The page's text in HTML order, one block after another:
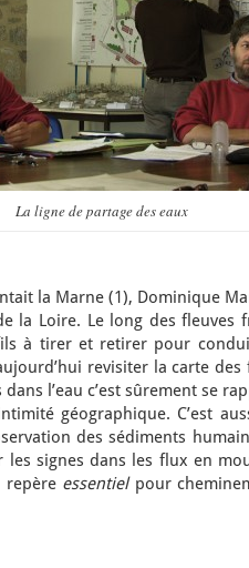
La ligne de partage des eaux
la Marne (1), Dominique
la Loire. Le long des fleuves
à tirer et retirer pour
revisiter la carte
l’eau c’est sûrement se
géographique. C’est
des sédiments
les signes dans les flux en
repère essentiel pour